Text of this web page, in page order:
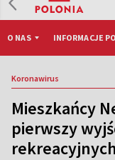
O NAS INFORMACJE
Koronawirus
Mieszkańcy
pierwszy
rekreacyjnych